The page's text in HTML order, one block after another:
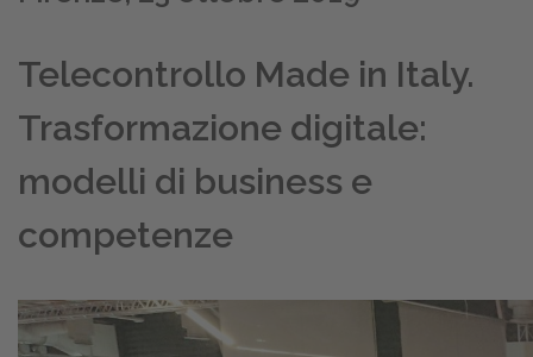
Telecontrollo Made in Italy.
Trasformazione digitale:
modelli di business e
competenze